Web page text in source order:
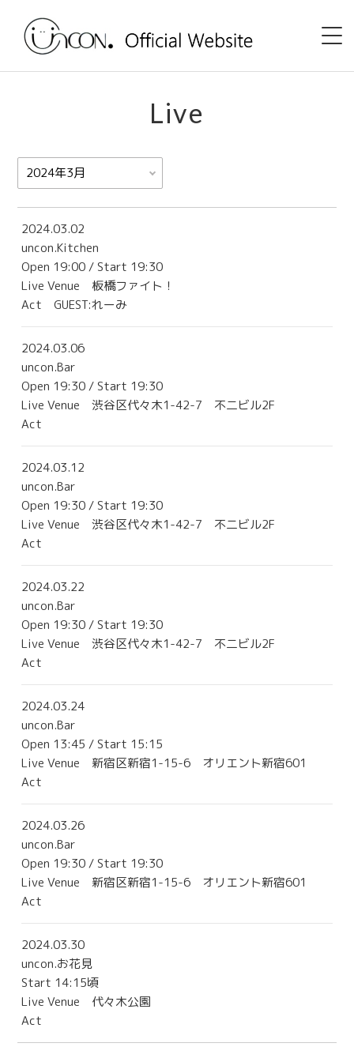
Shop
Live
2024.03.02
uncon.Kitchen
Open 19:00 / Start 19:30
Live Venue
板橋ファイト！
Act GUEST:れーみ
2024.03.06
uncon.Bar
Open 19:30 / Start 19:30
Live Venue
渋谷区代々木1-42-7 不二ビル2F
Act
2024.03.12
uncon.Bar
Open 19:30 / Start 19:30
Live Venue
渋谷区代々木1-42-7 不二ビル2F
Act
2024.03.22
uncon.Bar
Open 19:30 / Start 19:30
Live Venue
渋谷区代々木1-42-7 不二ビル2F
Act
2024.03.24
uncon.Bar
Open 13:45 / Start 15:15
Live Venue
新宿区新宿1-15-6 オリエント新宿601
Act
2024.03.26
uncon.Bar
Open 19:30 / Start 19:30
Live Venue
新宿区新宿1-15-6 オリエント新宿601
Act
2024.03.30
uncon.お花見
Start 14:15頃
Live Venue
代々木公園
Act